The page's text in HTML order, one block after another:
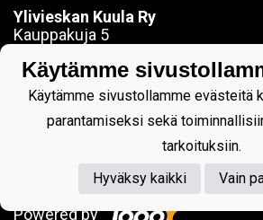
Ylivieskan Kuula Ry
Kauppakuja 5
sanna.jokela@ylivieskankuula.fi
0442354684
Y-tunnus: 0190563-7
Powered by
Käytämme
Käytämme sivustollamme evästeitä
parantamiseksi sekä
tarkoituksiin.
Hyväksy kaikki
Vain